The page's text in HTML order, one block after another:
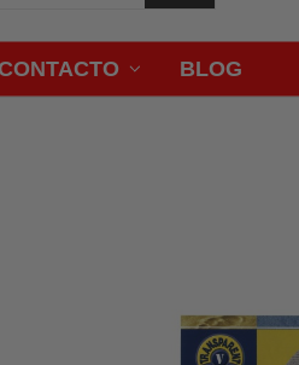
BLOG